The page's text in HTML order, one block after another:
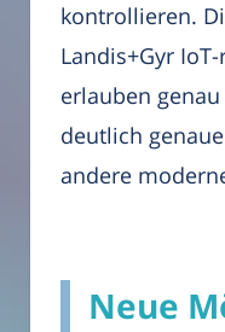
kontrollieren.
Landis+Gyr
erlauben
deutlich
andere
Neue